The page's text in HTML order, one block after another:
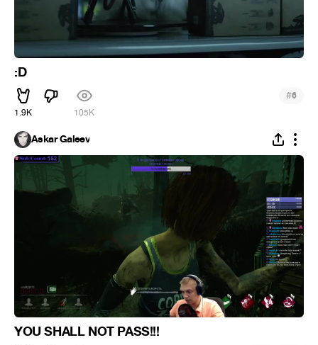
:D
1.9K 105K
#6
Askar Galeev
YOU SHALL NOT PASS!!!